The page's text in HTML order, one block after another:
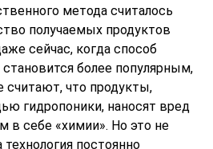
метода считалось
получаемых продуктов
сейчас, когда способ
более популярным,
считают, что продукты,
гидропоники, наносят вред
в себе «химии». Но это не
технология постоянно